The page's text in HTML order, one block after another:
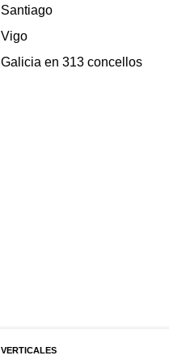
Santiago
Vigo
Galicia en 313 concellos
VERTICALES